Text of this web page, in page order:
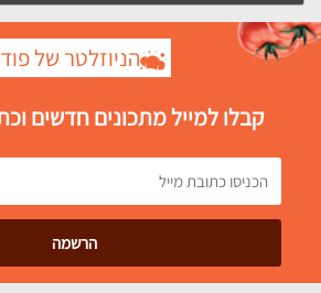
הניוזלטר של
קבלו למייל מתכונים חדשים